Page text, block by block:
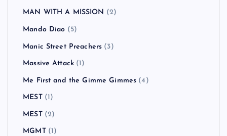
MAN WITH A MISSION (2)
Mando Diao (5)
Manic Street Preachers (3)
Massive Attack (1)
Me First and the Gimme Gimmes (4)
MEST(1)
MEST(2)
MGMT(1)